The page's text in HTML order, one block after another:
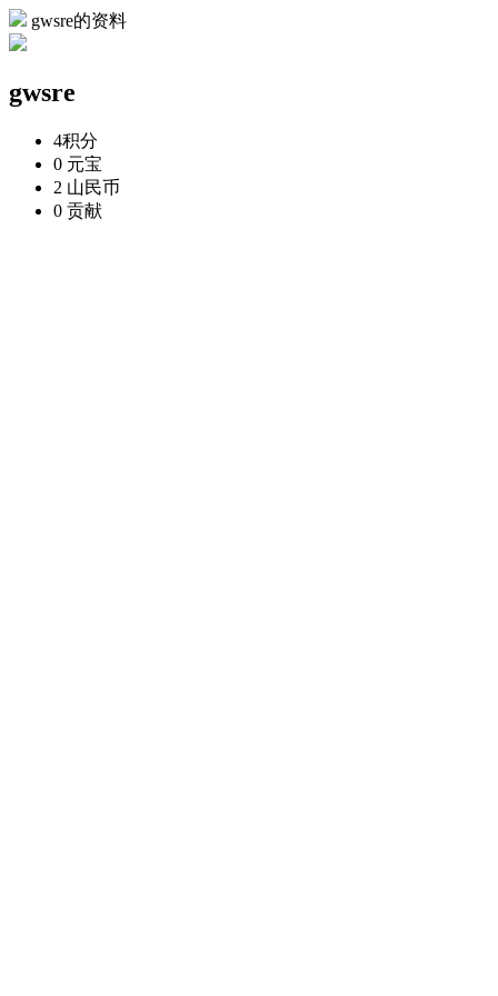
gwsre的资料
gwsre
4积分
0 元宝
2 山民币
0 贡献